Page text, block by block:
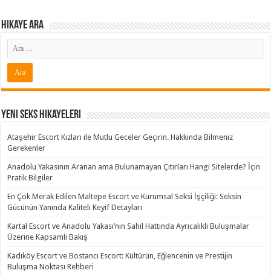
Hikaye ARA
Yeni Seks Hikayeleri
Ataşehir Escort Kızları ile Mutlu Geceler Geçirin. Hakkında Bilmeniz
Gerekenler
Anadolu Yakasının Aranan ama Bulunamayan Çıtırları Hangi Sitelerde? İçin
Pratik Bilgiler
En Çok Merak Edilen Maltepe Escort ve Kurumsal Seksi İşçiliği: Seksin
Gücünün Yanında Kaliteli Keyif Detayları
Kartal Escort ve Anadolu Yakası’nın Sahil Hattında Ayrıcalıklı Buluşmalar
Üzerine Kapsamlı Bakış
Kadıköy Escort ve Bostancı Escort: Kültürün, Eğlencenin ve Prestijin
Buluşma Noktası Rehberi